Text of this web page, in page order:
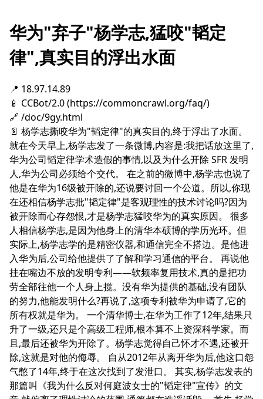
华为"弃子"杨学志,猛咬"韬定
律",真实目的浮出水面
📍 18.97.14.89
📱 CCBot/2.0 (https://commoncrawl.org/faq/)
🔗 /doc/9gy.html
📄 杨学志撕咬华为"韬定律"的真实目的,终于浮出了水面。
就在今天早上,杨学志发了一条微博,内容是:我把话放这里了,
华为公司韬定律学术造假的事情,以及为什么开除 SFR 发明
人,华为公司必须给个交代。 在之前的微博中,杨学志也说了
他是在华为16级被开除的,还说要讨回一个公道。所以,你现
在还相信杨学志批"韬定律"是客观理性的技术讨论吗?因为
被开除而心存怨恨,才是杨学志猛咬华为的真实原因。 很多
人相信杨学志,是因为他身上的清华本硕博的学历光环。但
实际上,杨学志学的是精密仪器,和通信完全不搭边。是他进
入华为后,公司给他提供了了解和学习通信的平台。 再说他
挂在嘴边不放的发明专利——软频率复用技术,真的是把功
劳全部往他一个人身上揽。没有华为提供的基础,没有团队
的努力,他能发明什么?再说了,这项专利被华为申请了,它的
所有权就是华为。 一个清华博士,在华为工作了12年,结果只
升了一级,还只是个高级工程师,根本算不上资深科学家。而
且,最后还被华为开除了。杨学志觉得自己怀才不遇,还被开
除,这就是对他的侮辱。 自从2012年从离开华为后,他这口怨
气憋了14年,终于在这次找到了发泄口。 其实,杨学志发表的
那篇叫《我为什么反对何庭波女士的"韬定律"宣传》的文